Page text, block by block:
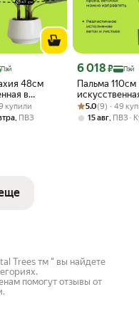
48см
в
горшке
Яндекс Пэй 4159 ₽ вместо
Пэй
5.0 из 5
49 купили
купили
, ПВЗ
Пальма 110см
Цена с картой
6 018 ₽ Пэй
Рейтинг
Оценок: (9) ·
5.0(9) · 49
15 авг, ПВЗ
Trees тм " вы найдете
помогут отзывы от